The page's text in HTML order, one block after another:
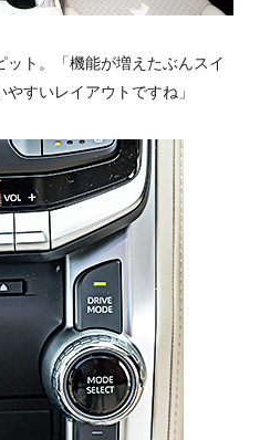
ト。「機能が増えたぶんスイ
すいレイアウトですね」